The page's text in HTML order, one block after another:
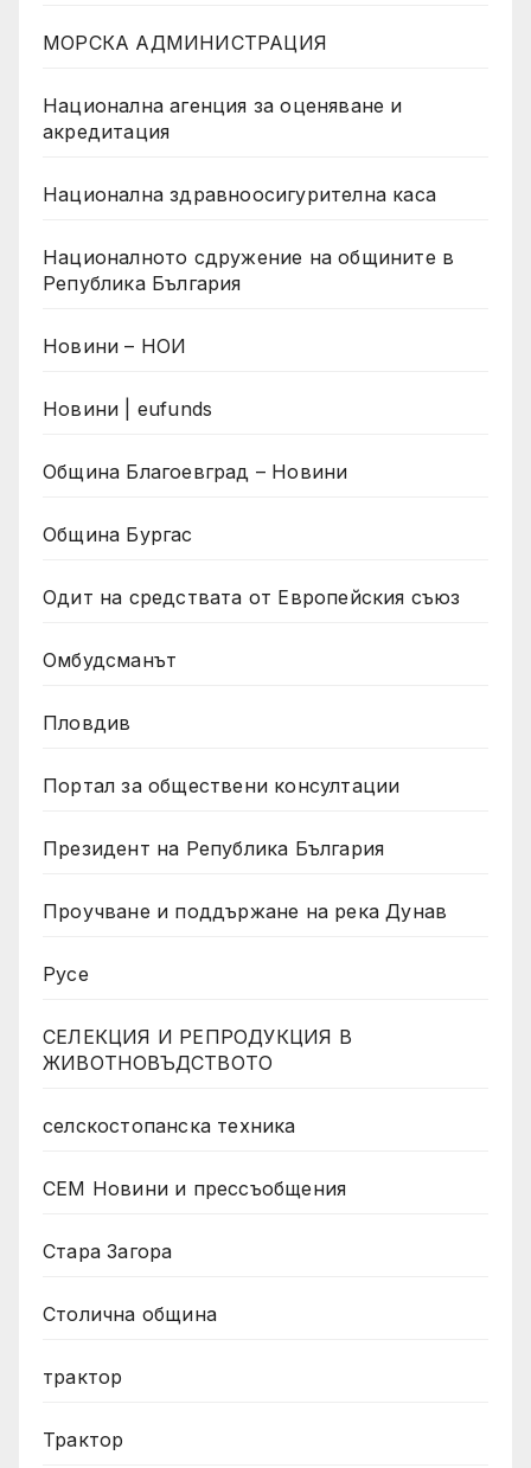
МОРСКА АДМИНИСТРАЦИЯ
Национална агенция за оценяване и
акредитация
Национална здравноосигурителна каса
Националното сдружение на общините в
Република България
Новини – НОИ
Новини | eufunds
Община Благоевград – Новини
Община Бургас
Одит на средствата от Европейския съюз
Омбудсманът
Пловдив
Портал за обществени консултации
Президент на Република България
Проучване и поддържане на река Дунав
Русе
СЕЛЕКЦИЯ И РЕПРОДУКЦИЯ В
ЖИВОТНОВЪДСТВОТО
селскостопанска техника
СЕМ Новини и прессъобщения
Стара Загора
Столична община
трактор
Трактор